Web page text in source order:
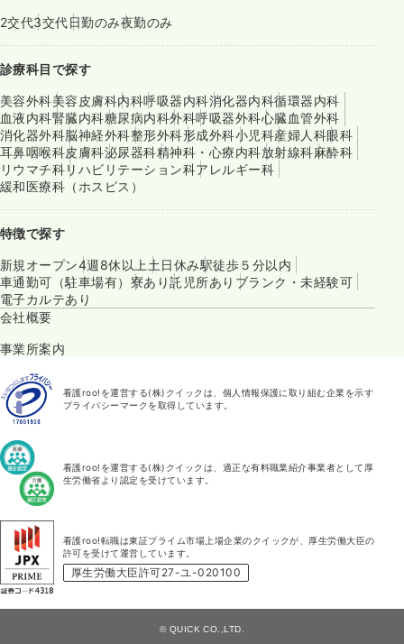
2交代3交代日勤のみ夜勤のみ
診療科目で探す
美容外科美容皮膚科内科呼吸器内科消化器内科循環器内科
血液内科腎臓内科糖尿病内科外科呼吸器外科心臓血管外科
消化器外科脳神経外科整形外科形成外科小児科産婦人科眼科
耳鼻咽喉科皮膚科泌尿器科精神科・心療内科放射線科麻酔科
リウマチ科リハビリテーション科アレルギー科
緩和医療科（ホスピス）
特徴で探す
新規オープン4週8休以上 土日休み駅徒歩５分以内
車通勤可（駐車場有） 寮あり託児所あり ブランク・未経験可
電子カルテあり
会社概要
事業所案内
看護roo!を運営する(株)クイックは、個人情報保護に取り組む企業を示す
プライバシーマークを取得しています。
看護roo!を運営する(株)クイックは、適正な有料職業紹介事業者として厚
生労働省より認定を受けています。
看護roo!転職は東証プライム市場上場企業のクイックが、厚生労働大臣の
許可を受けて運営しています。
厚生労働大臣許可27-ユ-020100
© QUICK CO.,LTD.